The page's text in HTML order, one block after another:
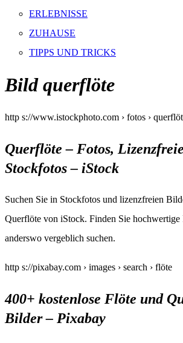
ERLEBNISSE
ZUHAUSE
TIPPS UND TRICKS
Bild querflöte
http s://www.istockphoto.com › fotos ›
Querflöte – Fotos,
Stockfotos – iStock
Suchen Sie in Stockfotos und lizenzfreien
Querflöte von iStock. Finden Sie hochwertige
anderswo vergeblich suchen.
http s://pixabay.com › images › search › flöte
400+ kostenlose Flöte und
Bilder – Pixabay